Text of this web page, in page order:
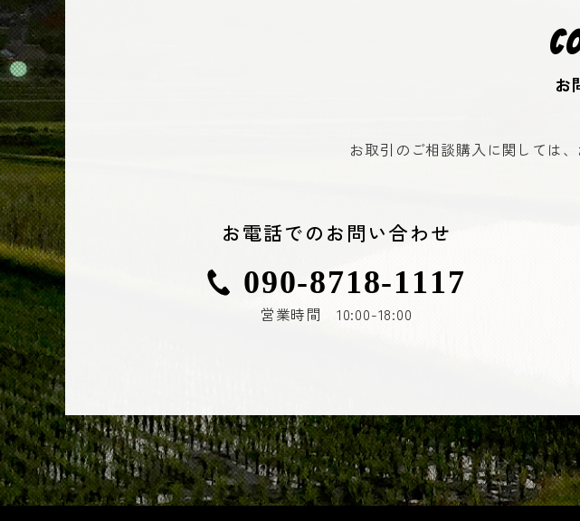
お
お取引のご相談購入に関しては
お電話でのお問い合わせ
090-8718-1117
営業時間 10:00-18:00